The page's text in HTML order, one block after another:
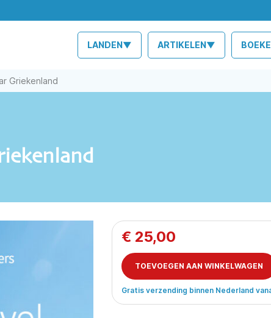
LANDEN▼ ARTIKELEN▼
Griekenland
€ 25,00
TOEVOEGEN AAN WINKELWAGEN
Gratis verzending binnen Nederland